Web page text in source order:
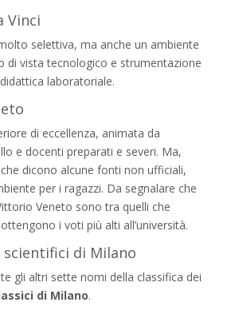
Vinci
selettiva, ma anche un ambiente
di vista tecnologico e strumentazione
laboratoriale.
di eccellenza, animata da
e docenti preparati e severi. Ma,
dicono alcune fonti non ufficiali,
per i ragazzi. Da segnalare che
Veneto sono tra quelli che
i voti più alti all’università.
di Milano
gli altri sette nomi della classifica dei
di Milano.